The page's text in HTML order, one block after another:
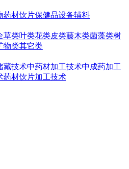
药材饮片保健品设备辅料
草类叶类花类皮类藤木类菌藻类树
物类其它类
藏技术中药材加工技术中成药加工
药材饮片加工技术